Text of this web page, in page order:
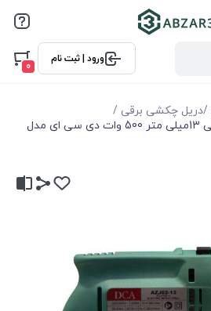
ورود | ثبت نام
0
/دریل چکشی برقی /
دریل سه نظام آچاری چکشی 13میلی متر 500 وات دی سی ای مدل